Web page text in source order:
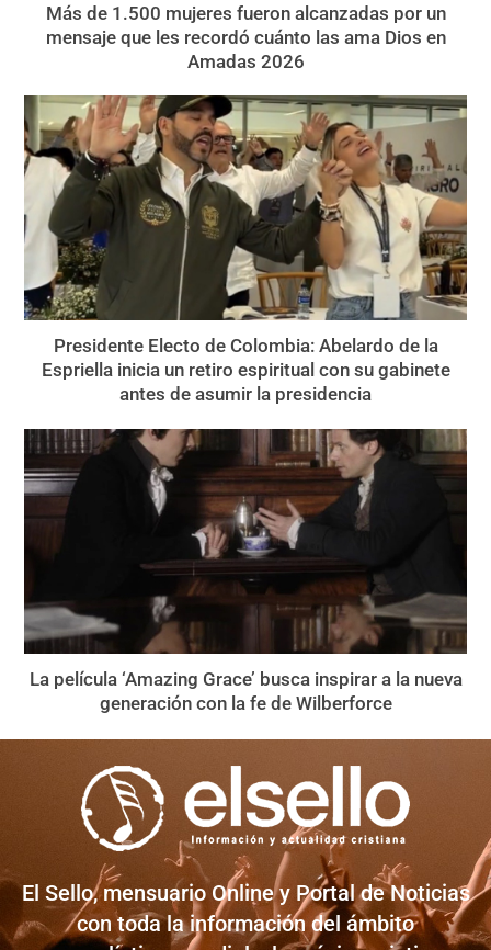
Más de 1.500 mujeres fueron alcanzadas por un
mensaje que les recordó cuánto las ama Dios en
Amadas 2026
Presidente Electo de Colombia: Abelardo de la
Espriella inicia un retiro espiritual con su gabinete
antes de asumir la presidencia
La película ‘Amazing Grace’ busca inspirar a la nueva
generación con la fe de Wilberforce
El Sello, mensuario Online y Portal de Noticias
con toda la información del ámbito